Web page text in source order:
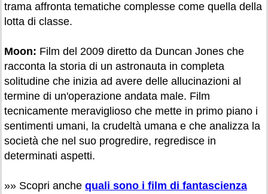
trama affronta tematiche complesse come quella della
lotta di classe.
Moon: Film del 2009 diretto da Duncan Jones che
racconta la storia di un astronauta in completa
solitudine che inizia ad avere delle allucinazioni al
termine di un'operazione andata male. Film
tecnicamente meraviglioso che mette in primo piano i
sentimenti umani, la crudeltà umana e che analizza la
società che nel suo progredire, regredisce in
determinati aspetti.
»» Scopri anche quali sono i film di fantascienza